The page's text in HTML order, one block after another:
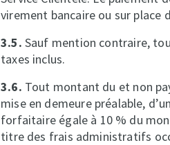
virement bancaire ou sur place
3.5. Sauf mention contraire,
taxes inclus.
3.6. Tout montant du et non
mise en demeure préalable,
forfaitaire égale à 10 % du
titre des frais administratifs